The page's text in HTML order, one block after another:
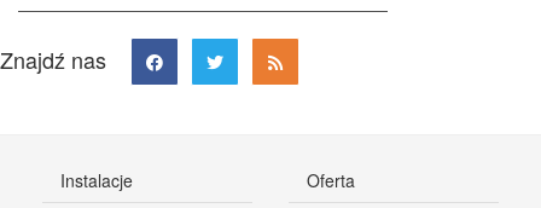
Znajdź nas
Instalacje Oferta